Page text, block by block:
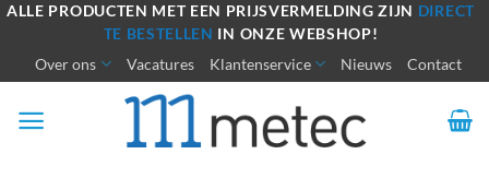
Ga
inhoud
ALLE PRODUCTEN MET EEN PRIJSVERMELDING ZIJN DIRECT
TE BESTELLEN IN ONZE WEBSHOP!
Over ons Vacatures Klantenservice Nieuws Contact